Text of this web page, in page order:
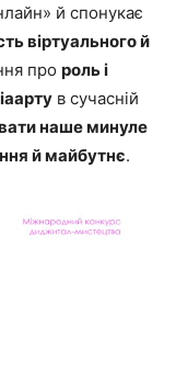
й спонукає
віртуального й
про роль і
в сучасній
наше минуле
й майбутнє.